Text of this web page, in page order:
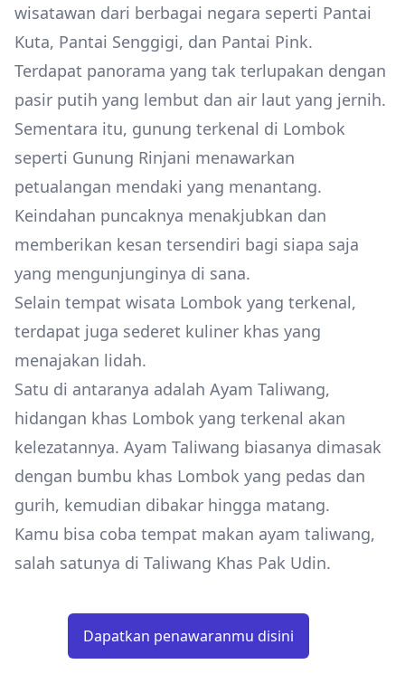
wisatawan dari berbagai negara seperti Pantai
Kuta, Pantai Senggigi, dan Pantai Pink.
Terdapat panorama yang tak terlupakan dengan
pasir putih yang lembut dan air laut yang jernih.
Sementara itu, gunung terkenal di Lombok
seperti Gunung Rinjani menawarkan
petualangan mendaki yang menantang.
Keindahan puncaknya menakjubkan dan
memberikan kesan tersendiri bagi siapa saja
yang mengunjunginya di sana.
Selain tempat wisata Lombok yang terkenal,
terdapat juga sederet kuliner khas yang
menajakan lidah.
Satu di antaranya adalah Ayam Taliwang,
hidangan khas Lombok yang terkenal akan
kelezatannya. Ayam Taliwang biasanya dimasak
dengan bumbu khas Lombok yang pedas dan
gurih, kemudian dibakar hingga matang.
Kamu bisa coba tempat makan ayam taliwang,
salah satunya di Taliwang Khas Pak Udin.
Dapatkan penawaranmu disini